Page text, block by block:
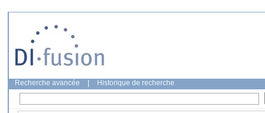
Recherche avancée Historique de recherche